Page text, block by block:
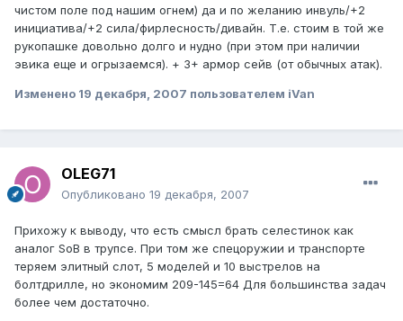
чистом поле под нашим огнем) да и по желанию инвуль/+2
инициатива/+2 сила/фирлесность/дивайн. Т.е. стоим в той же
рукопашке довольно долго и нудно (при этом при наличии
эвика еще и огрызаемся). + 3+ армор сейв (от обычных атак).
Изменено 19 декабря, 2007 пользователем iVan
OLEG71
Опубликовано 19 декабря, 2007
Прихожу к выводу, что есть смысл брать селестинок как
аналог SoB в трупсе. При том же спецоружии и транспорте
теряем элитный слот, 5 моделей и 10 выстрелов на
болтдрилле, но экономим 209-145=64 Для большинства задач
более чем достаточно.